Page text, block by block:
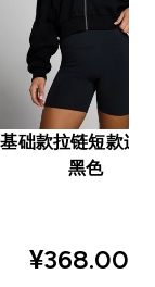
础款拉链短款连
黑色
¥368.00‎